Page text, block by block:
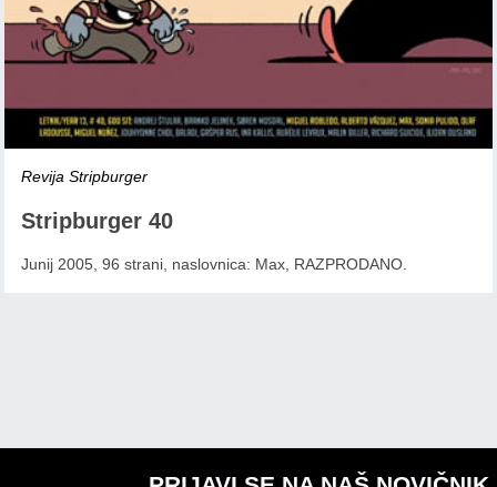
Revija Stripburger
Stripburger 40
Junij 2005, 96 strani, naslovnica: Max, RAZPRODANO.